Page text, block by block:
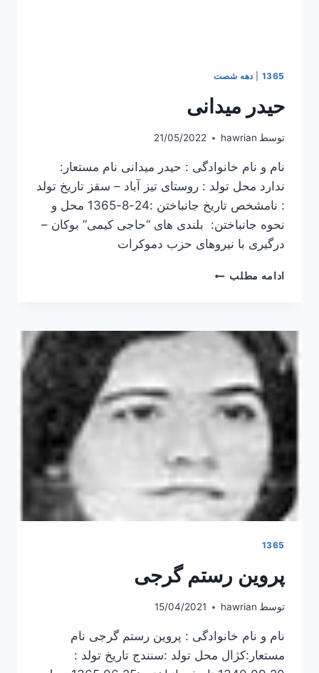
1365 دهه شصت
حیدر میدانی
توسط hawrian
21/05/2022
نام و نام خانوادگی : حیدر میدانی نام مستعار:
ندارد محل تولد : روستای تیز آباد – سقز تاریخ تولد
: نامشخص تاریخ جانباختن :24-8-1365 محل و
نحوه جانباختن: بلندی های “حاجی کیمی” بوکان –
درگیری با نیروهای حزب دموکرات
ادامه مطلب حیدر
1365
پروین رستم گرجی
توسط hawrian
15/04/2021
نام و نام خانوادگی : پروین رستم گرجی نام
مستعار:کژال محل تولد :سنندج تاریخ تولد :